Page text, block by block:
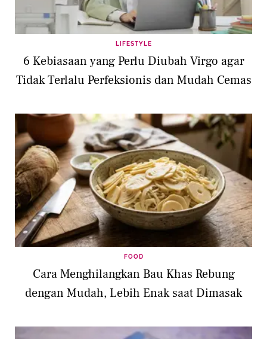
LIFESTYLE
6 Kebiasaan yang Perlu Diubah Virgo agar
Tidak Terlalu Perfeksionis dan Mudah Cemas
FOOD
Cara Menghilangkan Bau Khas Rebung
dengan Mudah, Lebih Enak saat Dimasak